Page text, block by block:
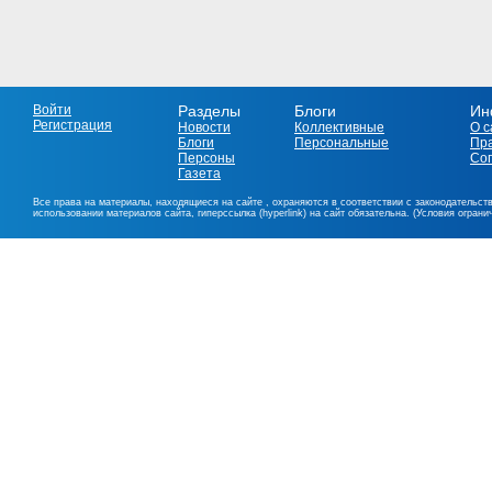
Войти
Регистрация
Разделы
Новости
Блоги
Персоны
Газета
Блоги
Коллективные
Персональные
О
Все права на материалы, находящиеся на сайте , охраняются в соответствии с
использовании материалов сайта, гиперссылка (hyperlink) на сайт обязательна. (Условия